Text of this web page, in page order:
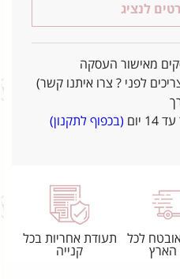
לנציג
(בכפוף לתקנון)
לכל
הארץ
תעודת אחריות בכל
קנייה